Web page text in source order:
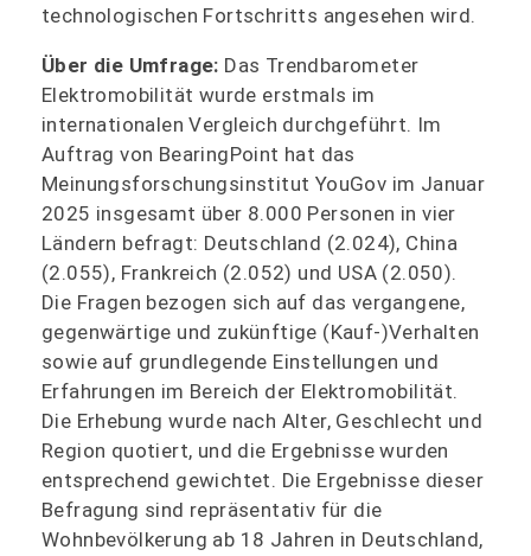
technologischen Fortschritts angesehen wird.
Über die Umfrage: Das Trendbarometer
Elektromobilität wurde erstmals im
internationalen Vergleich durchgeführt. Im
Auftrag von BearingPoint hat das
Meinungsforschungsinstitut YouGov im Januar
2025 insgesamt über 8.000 Personen in vier
Ländern befragt: Deutschland (2.024), China
(2.055), Frankreich (2.052) und USA (2.050).
Die Fragen bezogen sich auf das vergangene,
gegenwärtige und zukünftige (Kauf-)Verhalten
sowie auf grundlegende Einstellungen und
Erfahrungen im Bereich der Elektromobilität.
Die Erhebung wurde nach Alter, Geschlecht und
Region quotiert, und die Ergebnisse wurden
entsprechend gewichtet. Die Ergebnisse dieser
Befragung sind repräsentativ für die
Wohnbevölkerung ab 18 Jahren in Deutschland,